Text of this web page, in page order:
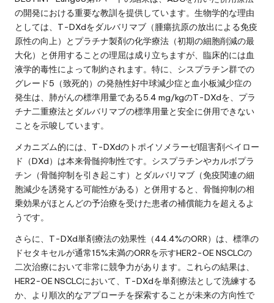
の開発における重要な教訓を提供しています。生物学的な理由
としては、T-DXdをダルバリマブ（腫瘍抗原の放出による免疫
原性の向上）とプラチナ製剤の化学療法（初期の細胞削減の最
大化）と併用することの理屈は成り立ちますが、臨床的には血
液学的毒性によって制約されます。特に、シスプラチン群での
グレード5（致死的）の発熱性好中球減少症と血小板減少症の
発生は、肺がんの標準用量である5.4 mg/kgのT-DXdを、プラ
チナ二重療法とダルバリマブの標準用量と安全に併用できない
ことを示唆しています。
メカニズム的には、T-DXdのトポイソメラーゼI阻害剤ペイロー
ド（DXd）は本来骨髄抑制性です。シスプラチンやカルボプラ
チン（骨髄抑制を引き起こす）とダルバリマブ（免疫関連の細
胞減少を誘発する可能性がある）と併用すると、骨髄抑制の相
乗効果がほとんどの予治療を受けた患者の補償能力を超えるよ
うです。
さらに、T-DXd単剤療法の効果性（44.4%のORR）は、標準の
ドセタキセルが通常15%未満のORRを示すHER2-OE NSCLCの
二次治療において非常に競争力があります。これらの結果は、
HER2-OE NSCLCにおいて、T-DXdを単剤療法として洗練する
か、より順次的なアプローチを探索することが未来の方向性で